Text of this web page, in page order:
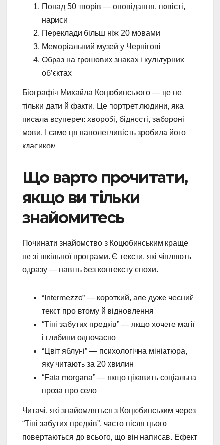
Понад 50 творів — оповідання, повісті,
нариси
Переклади більш ніж 20 мовами
Меморіальний музей у Чернігові
Образ на грошових знаках і культурних
об’єктах
Біографія Михайла Коцюбинського — це не
тільки дати й факти. Це портрет людини, яка
писала всупереч: хворобі, бідності, забороні
мови. І саме ця наполегливість зробила його
класиком.
Що варто прочитати,
якщо ви тільки
знайомитесь
Починати знайомство з Коцюбинським краще
не зі шкільної програми. Є тексти, які чіпляють
одразу — навіть без контексту епохи.
“Intermezzo” — короткий, але дуже чесний
текст про втому й відновлення
“Тіні забутих предків” — якщо хочете магії
і глибини одночасно
“Цвіт яблуні” — психологічна мініатюра,
яку читають за 20 хвилин
“Fata morgana” — якщо цікавить соціальна
проза про село
Читачі, які знайомляться з Коцюбинським через
“Тіні забутих предків”, часто після цього
повертаються до всього, що він написав. Ефект